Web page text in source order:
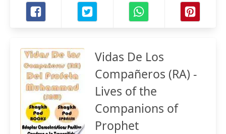
Vidas De Los
Compañeros (RA) -
Lives of the
Companions of
Prophet